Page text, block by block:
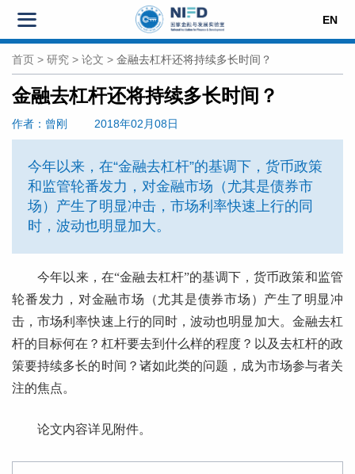
EN
首页 > 研究 > 论文 > 金融去杠杆还将持续多长时间？
金融去杠杆还将持续多长时间？
作者 ：曾刚 2018年02月08日
今年以来，在“金融去杠杆”的基调下，货币政策
和监管轮番发力，对金融市场（尤其是债券市
场）产生了明显冲击，市场利率快速上行的同
时，波动也明显加大。
今年以来，在“金融去杠杆”的基调下，货币政策和监管
轮番发力，对金融市场（尤其是债券市场）产生了明显冲
击，市场利率快速上行的同时，波动也明显加大。金融去杠
杆的目标何在？杠杆要去到什么样的程度？以及去杠杆的政
策要持续多长的时间？诸如此类的问题，成为市场参与者关
注的焦点。
论文内容详见附件。